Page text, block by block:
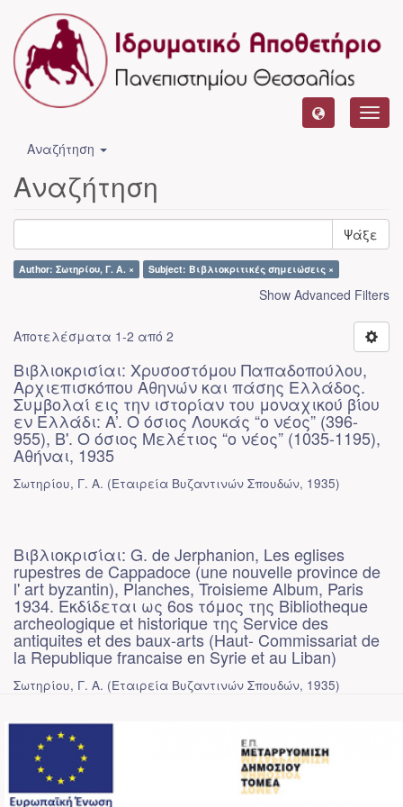
Αναζήτηση
Αναζήτηση
Ψάξε
Author: Σωτηρίου, Γ. Α. × Subject: Βιβλιοκριτικές σημειώσεις ×
Show Advanced Filters
Αποτελέσματα 1-2 από 2
Βιβλιοκρισίαι: Χρυσοστόμου Παπαδοπούλου,
Αρχιεπισκόπου Αθηνών και πάσης Ελλάδος.
Συμβολαί εις την ιστορίαν του μοναχικού βίου
εν Ελλάδι: A’. Ο όσιος Λουκάς “ο νέος” (396-
955), Β'. Ο όσιος Μελέτιος “ο νέος” (1035-1195),
Αθήναι, 1935
Σωτηρίου, Γ. Α. (Εταιρεία Βυζαντινών Σπουδών, 1935)
Βιβλιοκρισίαι: G. de Jerphanion, Les eglises
rupestres de Cappadoce (une nouvelle province de
l' art byzantin), Planches, Troisieme Album, Paris
1934. Εκδίδεται ως 6os τόμος της Bibliotheque
archeologique et historique της Service des
antiquites et des baux-arts (Haut- Commissariat de
la Republique francaise en Syrie et au Liban)
Σωτηρίου, Γ. Α. (Εταιρεία Βυζαντινών Σπουδών, 1935)